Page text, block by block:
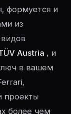
формуется и
из
Austria , и
в вашем
проекты
более чем